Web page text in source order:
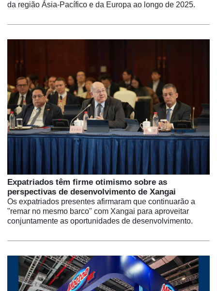
da região Ásia-Pacífico e da Europa ao longo de 2025.
Expatriados têm firme otimismo sobre as
perspectivas de desenvolvimento de Xangai
Os expatriados presentes afirmaram que continuarão a
"remar no mesmo barco" com Xangai para aproveitar
conjuntamente as oportunidades de desenvolvimento.